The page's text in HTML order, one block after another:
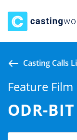
Casting Calls
Feature Film
ODR-